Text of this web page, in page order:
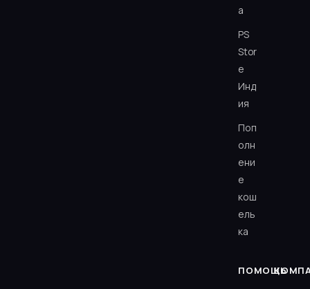
а
PS
Stor
e
Инд
ия
Поп
олн
ени
е
кош
ель
ка
ПОМОЩЬ